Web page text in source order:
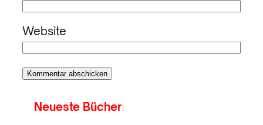
Website
Neueste Bücher